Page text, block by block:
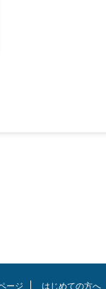
ージ はじめての方へ